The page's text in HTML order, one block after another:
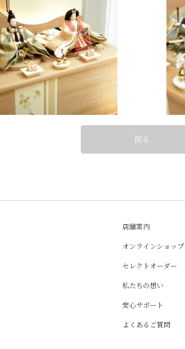
戻る
店舗案内
オンラインショップ
セレクトオーダー
私たちの想い
安心サポート
よくあるご質問